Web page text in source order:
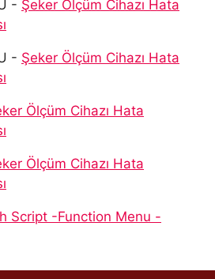
- Şeker Ölçüm Cihazı Hata
- Şeker Ölçüm Cihazı Hata
Ölçüm Cihazı Hata
Ölçüm Cihazı Hata
Script -Function Menu -